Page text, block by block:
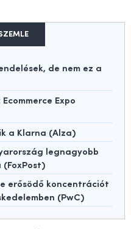
de nem ez a
Expo
a Klarna (Alza)
legnagyobb
erősödő koncentrációt
(PwC)